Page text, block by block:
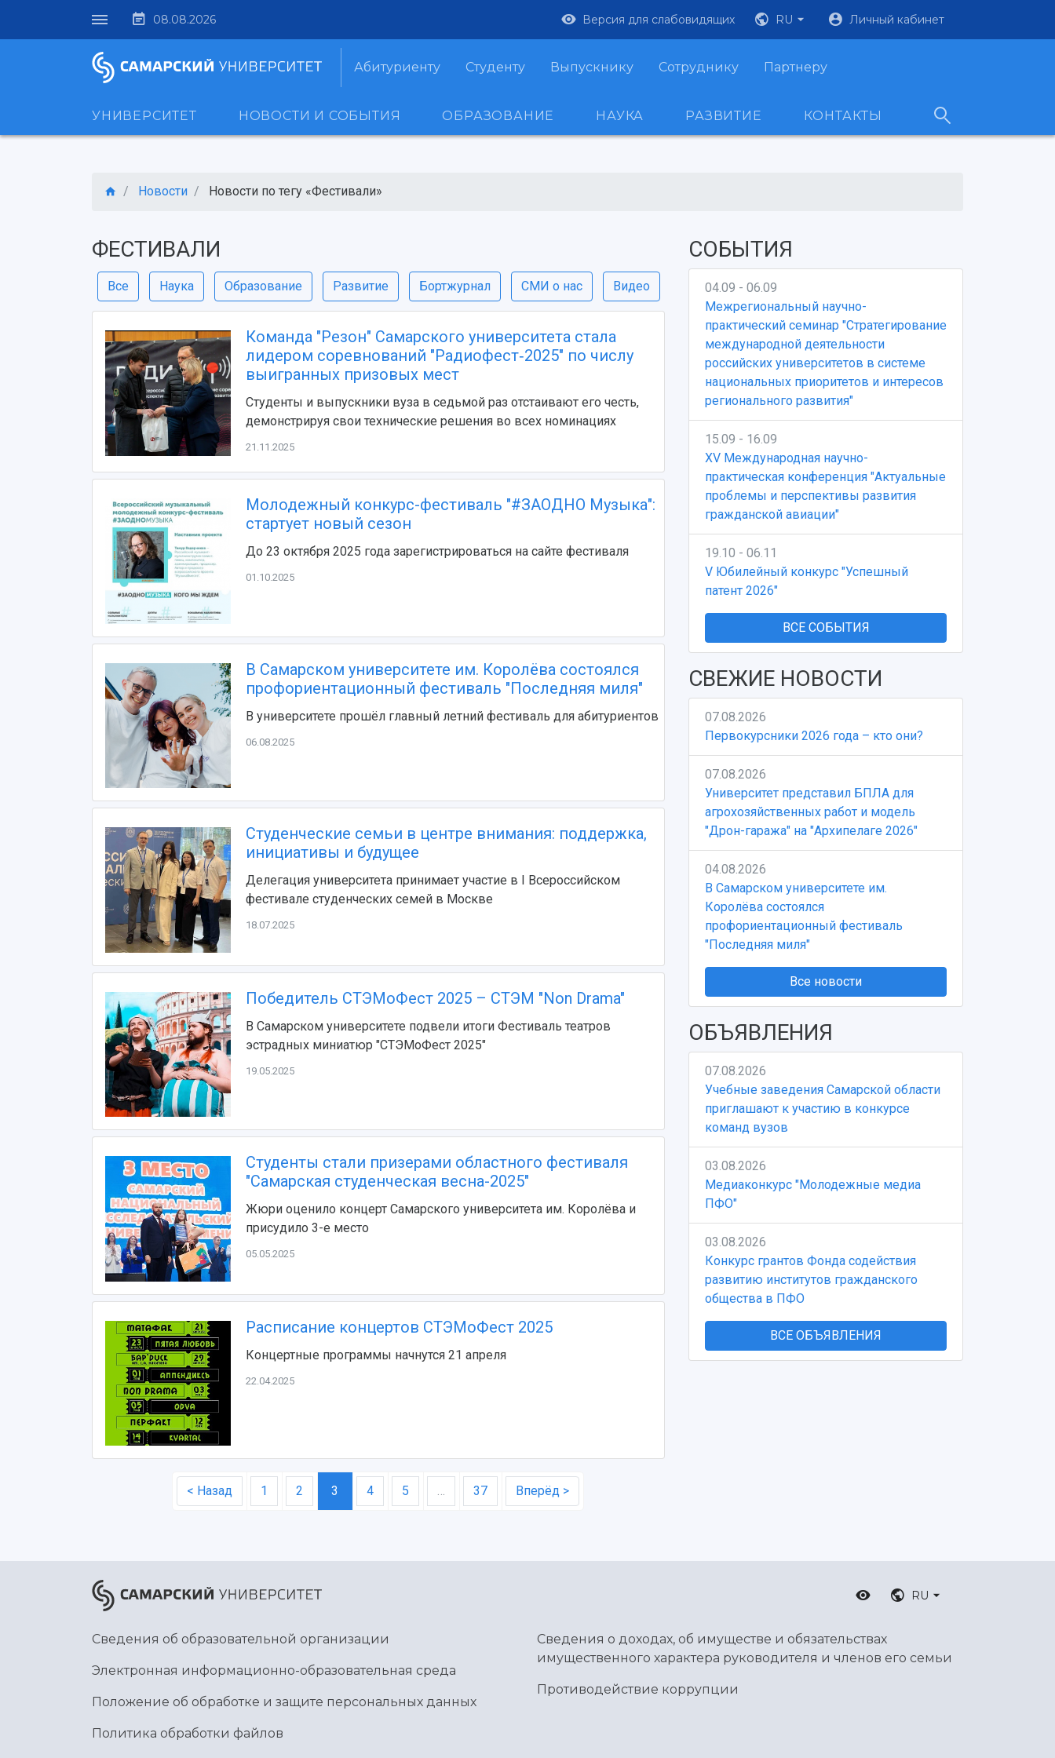
08.08.2026 Версия для слабовидящих RU Личный кабинет
Абитуриенту Студенту Выпускнику Сотруднику Партнеру
УНИВЕРСИТЕТ НОВОСТИ И СОБЫТИЯ ОБРАЗОВАНИЕ НАУКА РАЗВИТИЕ КОНТАКТЫ
Новости Новости по тегу «Фестивали»
ФЕСТИВАЛИ
Все Наука Образование Развитие Бортжурнал СМИ о нас Видео
Команда "Резон" Самарского университета стала
лидером соревнований "Радиофест‑2025" по числу
выигранных призовых мест
Студенты и выпускники вуза в седьмой раз отстаивают его честь,
демонстрируя свои технические решения во всех номинациях
21.11.2025
Молодежный конкурс-фестиваль "#ЗАОДНО Музыка":
стартует новый сезон
До 23 октября 2025 года зарегистрироваться на сайте фестиваля
01.10.2025
В Самарском университете им. Королёва состоялся
профориентационный фестиваль "Последняя миля"
В университете прошёл главный летний фестиваль для абитуриентов
06.08.2025
Студенческие семьи в центре внимания: поддержка,
инициативы и будущее
Делегация университета принимает участие в I Всероссийском
фестивале студенческих семей в Москве
18.07.2025
Победитель СТЭМоФест 2025 – СТЭМ "Non Drama"
В Самарском университете подвели итоги Фестиваль театров
эстрадных миниатюр "СТЭМоФест 2025"
19.05.2025
Студенты стали призерами областного фестиваля
"Самарская студенческая весна-2025"
Жюри оценило концерт Самарского университета им. Королёва и
присудило 3-е место
05.05.2025
Расписание концертов СТЭМоФест 2025
Концертные программы начнутся 21 апреля
22.04.2025
< Назад 1 2 3 4 5 … 37 Вперёд >
СОБЫТИЯ
04.09 - 06.09
Межрегиональный научно-
практический семинар "Стратегирование
международной деятельности
российских университетов в системе
национальных приоритетов и интересов
регионального развития"
15.09 - 16.09
XV Международная научно-
практическая конференция "Актуальные
проблемы и перспективы развития
гражданской авиации"
19.10 - 06.11
V Юбилейный конкурс "Успешный
патент 2026"
ВСЕ СОБЫТИЯ
СВЕЖИЕ НОВОСТИ
07.08.2026
Первокурсники 2026 года – кто они?
07.08.2026
Университет представил БПЛА для
агрохозяйственных работ и модель
"Дрон-гаража" на "Архипелаге 2026"
04.08.2026
В Самарском университете им.
Королёва состоялся
профориентационный фестиваль
"Последняя миля"
Все новости
ОБЪЯВЛЕНИЯ
07.08.2026
Учебные заведения Самарской области
приглашают к участию в конкурсе
команд вузов
03.08.2026
Медиаконкурс "Молодежные медиа
ПФО"
03.08.2026
Конкурс грантов Фонда содействия
развитию институтов гражданского
общества в ПФО
ВСЕ ОБЪЯВЛЕНИЯ
RU
Сведения об образовательной организации
Электронная информационно-образовательная среда
Положение об обработке и защите персональных данных
Политика обработки файлов
Сведения о доходах, об имуществе и обязательствах
имущественного характера руководителя и членов его семьи
Противодействие коррупции